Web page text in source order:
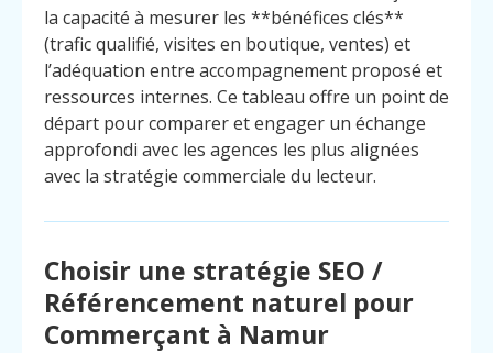
la capacité à mesurer les **bénéfices clés**
(trafic qualifié, visites en boutique, ventes) et
l’adéquation entre accompagnement proposé et
ressources internes. Ce tableau offre un point de
départ pour comparer et engager un échange
approfondi avec les agences les plus alignées
avec la stratégie commerciale du lecteur.
Choisir une stratégie SEO /
Référencement naturel pour
Commerçant à Namur